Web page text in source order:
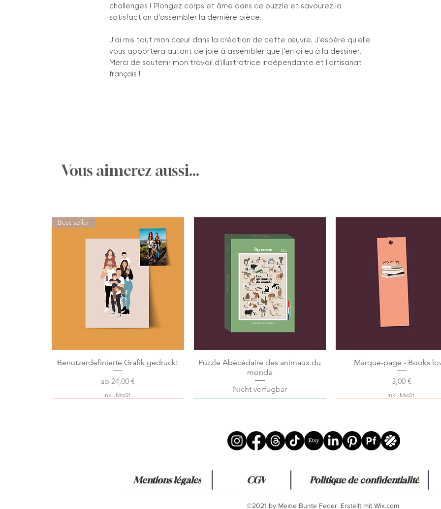
challenges ! Plongez corps et âme dans ce puzzle et savourez la
satisfaction d'assembler la dernière pièce.
J'ai mis tout mon cœur dans la création de cette œuvre. J'espère qu'elle
vous apportera autant de joie à assembler que j'en ai eu à la dessiner.
Merci de soutenir mon travail d'illustratrice indépendante et l'artisanat
français !
Vous aimerez aussi...
Best seller
Benutzerdefinierte Grafik gedruckt
ab 24,00 €
Sale-Preis
inkl. MwSt.
Puzzle Abécédaire des animaux du
monde
Nicht verfügbar
Marque-page - Books
Preis
3,00 €
inkl. MwSt.
Mentions légales CGV Politique de confidentialité
©2021 by Meine Bunte Feder. Erstellt mit Wix.com